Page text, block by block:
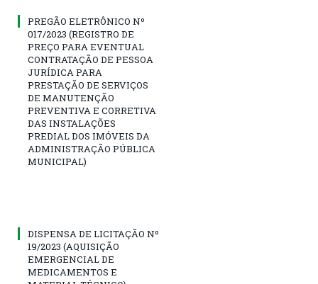
PREGÃO ELETRÔNICO Nº
017/2023 (REGISTRO DE
PREÇO PARA EVENTUAL
CONTRATAÇÃO DE PESSOA
JURÍDICA PARA
PRESTAÇÃO DE SERVIÇOS
DE MANUTENÇÃO
PREVENTIVA E CORRETIVA
DAS INSTALAÇÕES
PREDIAL DOS IMÓVEIS DA
ADMINISTRAÇÃO PÚBLICA
MUNICIPAL)
DISPENSA DE LICITAÇÃO Nº
19/2023 (AQUISIÇÃO
EMERGENCIAL DE
MEDICAMENTOS E